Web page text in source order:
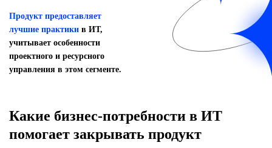
Продукт предоставляет
лучшие практики в ИТ,
учитывает особенности
проектного и ресурсного
управления в этом сегменте.
Какие бизнес-потребности в ИТ
помогает закрывать продукт